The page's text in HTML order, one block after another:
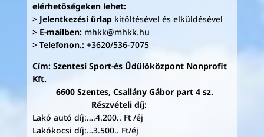
elérhetőségeken lehet:
> Jelentkezési űrlapkitöltésével és elküldésével
> E-mailben:mhkk@mhkk.hu
> Telefonon.:+3620/536-7075
Cím: Szentesi Sport-és Üdülőközpont Nonprofit
Kft.
6600 Szentes, Csallány Gábor part 4 sz.
Részvételi díj:
Lakó autó díj:….4.200.. Ft /éj
Lakókocsi díj:…3.500.. Ft/éj